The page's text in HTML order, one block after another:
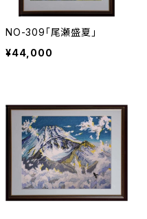
NO-309「尾瀬盛夏」
¥44,000